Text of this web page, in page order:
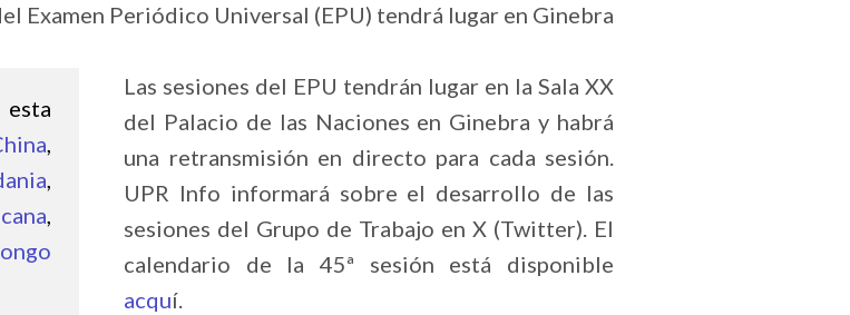
Examen Periódico Universal (EPU) tendrá lugar en Ginebra
esta
,
,
,
Las sesiones del EPU tendrán lugar en la Sala XX
del Palacio de las Naciones en Ginebra y habrá
una retransmisión en directo para cada sesión.
UPR Info informará sobre el desarrollo de las
sesiones del Grupo de Trabajo en X (Twitter). El
calendario de la 45ª sesión está disponible
acquí.